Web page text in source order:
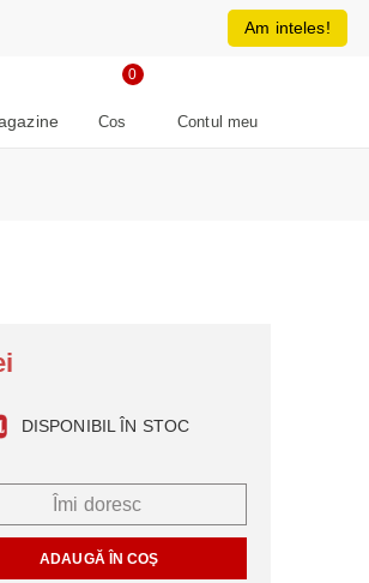
RON
Cos
0
Contul meu
DISPONIBIL ÎN STOC
Îmi doresc
Am inteles!